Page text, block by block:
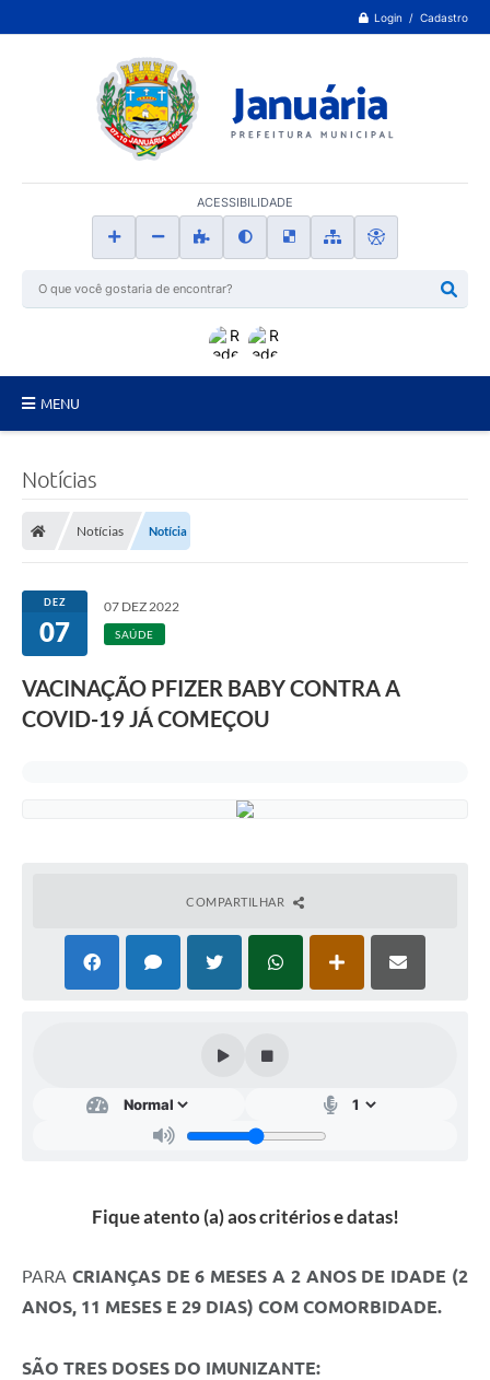
Login / Cadastro
ACESSIBILIDADE
MENU
Secretarias
Tributos
Contratos
Ouvidoria
Galeria de Vídeos
Arquivos para Download
Diário Oficial
Links
Notícias
Notícias Notícia
DEZ
07
07 DEZ 2022
SAÚDE
VACINAÇÃO PFIZER BABY CONTRA A
COVID-19 JÁ COMEÇOU
COMPARTILHAR
Fique atento (a) aos critérios e datas!
PARA CRIANÇAS DE 6 MESES A 2 ANOS DE IDADE (2
ANOS, 11 MESES E 29 DIAS) COM COMORBIDADE.
SÃO TRES DOSES DO IMUNIZANTE: